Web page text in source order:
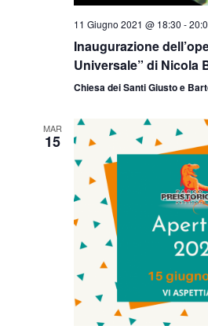
11 Giugno 2021 @ 18:30 -
Inaugurazione
Universale” di Nicola
Chiesa dei Santi Giusto e
MAR
15